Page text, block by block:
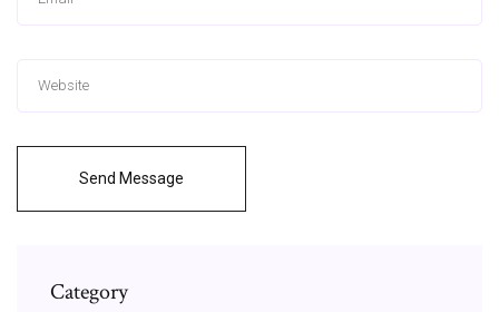
Send Message
Category